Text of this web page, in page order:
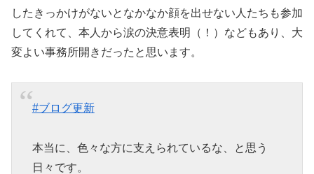
したきっかけがないとなかなか顔を出せない人たちも参加
してくれて、本人から涙の決意表明（！）などもあり、大
変よい事務所開きだったと思います。
#ブログ更新
本当に、色々な方に支えられているな、と思う
日々です。